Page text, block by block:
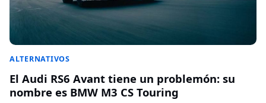
ALTERNATIVOS
El Audi RS6 Avant tiene un problemón: su
nombre es BMW M3 CS Touring